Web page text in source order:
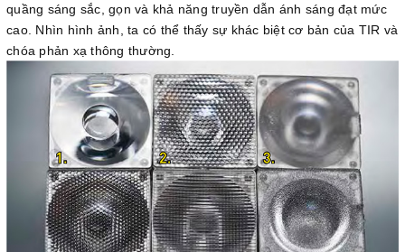
quầng sáng sắc, gọn và khả năng truyền dẫn ánh sáng đạt mức
cao. Nhìn hình ảnh, ta có thể thấy sự khác biệt cơ bản của TIR và
chóa phản xạ thông thường.